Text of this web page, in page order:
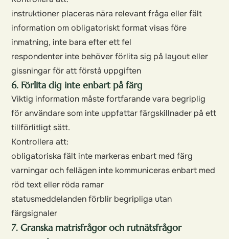
instruktioner placeras nära relevant fråga eller fält
information om obligatoriskt format visas före
inmatning, inte bara efter ett fel
respondenter inte behöver förlita sig på layout eller
gissningar för att förstå uppgiften
6. Förlita dig inte enbart på färg
Viktig information måste fortfarande vara begriplig
för användare som inte uppfattar färgskillnader på ett
tillförlitligt sätt.
Kontrollera att:
obligatoriska fält inte markeras enbart med färg
varningar och fellägen inte kommuniceras enbart med
röd text eller röda ramar
statusmeddelanden förblir begripliga utan
färgsignaler
7. Granska matrisfrågor och rutnätsfrågor